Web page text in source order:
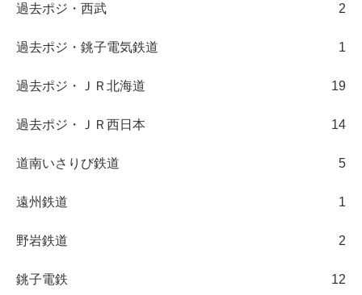
過去ポジ・西武 2
過去ポジ・銚子電気鉄道 1
過去ポジ・ＪＲ北海道 19
過去ポジ・ＪＲ西日本 14
道南いさりび鉄道 5
遠州鉄道 1
野岩鉄道 2
銚子電鉄 12